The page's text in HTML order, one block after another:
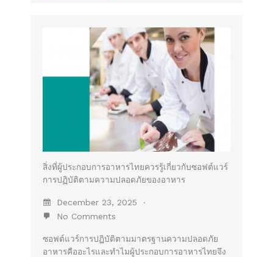
สิ่งที่ผู้ประกอบการอาหารไทยควรรู้เกี่ยวกับซอฟต์แวร์
การปฏิบัติตามความปลอดภัยของอาหาร
December 23, 2025
No Comments
ซอฟต์แวร์การปฏิบัติตามมาตรฐานความปลอดภัย
อาหารคืออะไรและทำไมผู้ประกอบการอาหารไทยจึง